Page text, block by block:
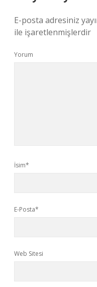
E-posta adresiniz
ile işaretlenmişlerdir
Yorum
İsim*
E-Posta*
Web Sitesi